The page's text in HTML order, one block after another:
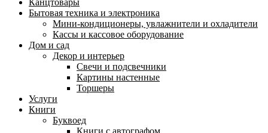
Канцтовары
Бытовая техника и электроника
Мини-кондиционеры, увлажнители и охладители
Кассы и кассовое оборудование
Дом и сад
Декор и интерьер
Свечи и подсвечники
Картины настенные
Торшеры
Услуги
Книги
Буквоед
Книги с автографом